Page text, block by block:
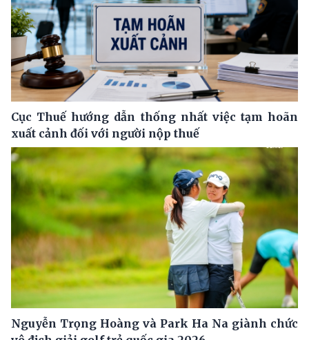
Cục Thuế hướng dẫn thống nhất việc tạm hoãn
xuất cảnh đối với người nộp thuế
Nguyễn Trọng Hoàng và Park Ha Na giành chức